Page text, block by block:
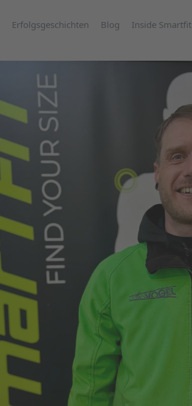
Erfolgsgeschichten Blog Inside Smartfit